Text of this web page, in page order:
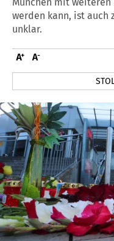
werden kann, ist auch
unklar.